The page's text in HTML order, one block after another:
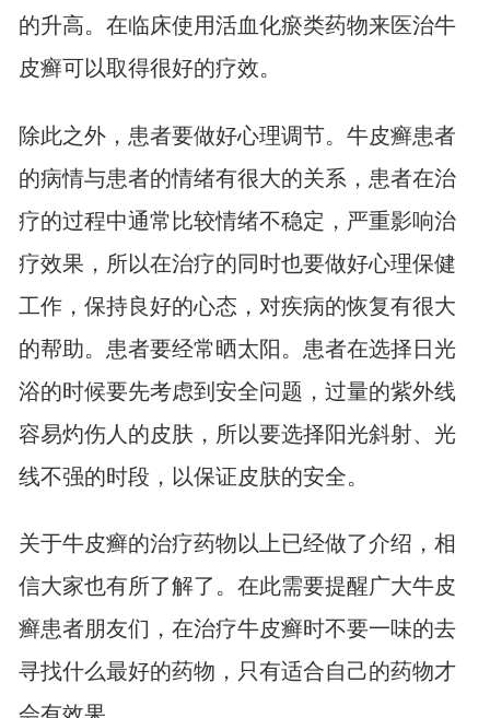
的升高。在临床使用活血化瘀类药物来医治牛
皮癣可以取得很好的疗效。
除此之外，患者要做好心理调节。牛皮癣患者
的病情与患者的情绪有很大的关系，患者在治
疗的过程中通常比较情绪不稳定，严重影响治
疗效果，所以在治疗的同时也要做好心理保健
工作，保持良好的心态，对疾病的恢复有很大
的帮助。患者要经常晒太阳。患者在选择日光
浴的时候要先考虑到安全问题，过量的紫外线
容易灼伤人的皮肤，所以要选择阳光斜射、光
线不强的时段，以保证皮肤的安全。
关于牛皮癣的治疗药物以上已经做了介绍，相
信大家也有所了解了。在此需要提醒广大牛皮
癣患者朋友们，在治疗牛皮癣时不要一味的去
寻找什么最好的药物，只有适合自己的药物才